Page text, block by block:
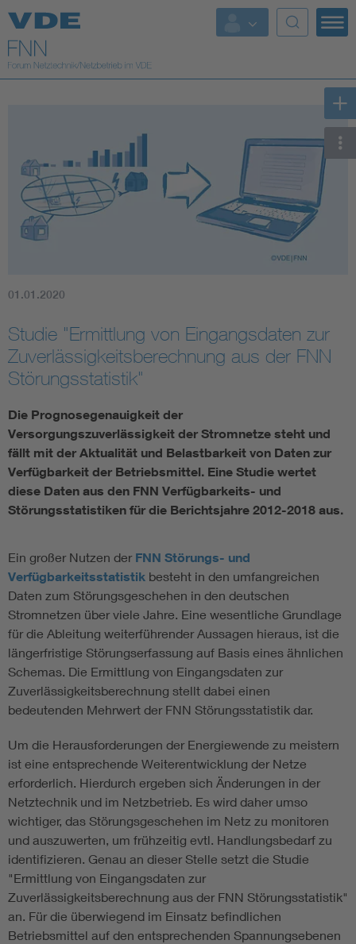
Top Themen
Fokusthemen
AI & Digital Trust
Health
Weitere Themen
Vom Netz zum System
Digitalisierung und Metering
Versorgungsqualität Stromnetze
Innovative Netztechnologien
Umwelt- und Naturschutz
Regelsetzung
01.01.2020
Studie "Ermittlung von Eingangsdaten zur
Zuverlässigkeitsberechnung aus der FNN
Störungsstatistik"
Die Prognosegenauigkeit der
Versorgungszuverlässigkeit der Stromnetze steht und
fällt mit der Aktualität und Belastbarkeit von Daten zur
Verfügbarkeit der Betriebsmittel. Eine Studie wertet
diese Daten aus den FNN Verfügbarkeits- und
Störungsstatistiken für die Berichtsjahre 2012-2018 aus.
Ein großer Nutzen der FNN Störungs- und
Verfügbarkeitsstatistik besteht in den umfangreichen
Daten zum Störungsgeschehen in den deutschen
Stromnetzen über viele Jahre. Eine wesentliche Grundlage
für die Ableitung weiterführender Aussagen hieraus, ist die
längerfristige Störungserfassung auf Basis eines ähnlichen
Schemas. Die Ermittlung von Eingangsdaten zur
Zuverlässigkeitsberechnung stellt dabei einen
bedeutenden Mehrwert der FNN Störungsstatistik dar.
Um die Herausforderungen der Energiewende zu meistern
ist eine entsprechende Weiterentwicklung der Netze
erforderlich. Hierdurch ergeben sich Änderungen in der
Netztechnik und im Netzbetrieb. Es wird daher umso
wichtiger, das Störungsgeschehen im Netz zu monitoren
und auszuwerten, um frühzeitig evtl. Handlungsbedarf zu
identifizieren. Genau an dieser Stelle setzt die Studie
"Ermittlung von Eingangsdaten zur
Zuverlässigkeitsberechnung aus der FNN Störungsstatistik"
an. Für die überwiegend im Einsatz befindlichen
Betriebsmittel auf den entsprechenden Spannungsebenen